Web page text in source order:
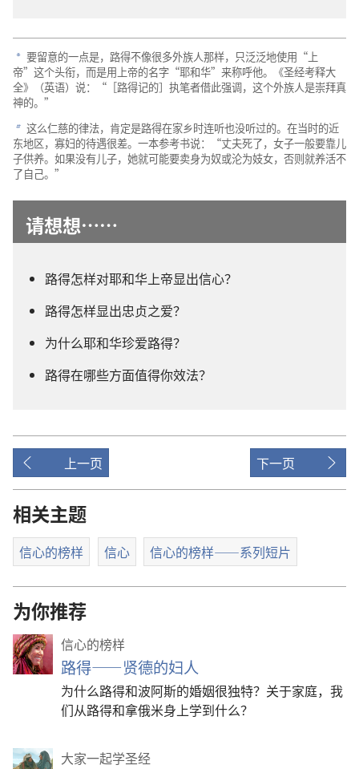
a 要留意的一点是，路得不像很多外族人那样，只泛泛地使用“上
帝”这个头衔，而是用上帝的名字“耶和华”来称呼他。《圣经考释大
全》（英语）说：“［路得记的］执笔者借此强调，这个外族人是崇拜真
神的。”
b 这么仁慈的律法，肯定是路得在家乡时连听也没听过的。在当时的近
东地区，寡妇的待遇很差。一本参考书说：“丈夫死了，女子一般要靠儿
子供养。如果没有儿子，她就可能要卖身为奴或沦为妓女，否则就养活不
了自己。”
请想想……
路得怎样对耶和华上帝显出信心？
路得怎样显出忠贞之爱？
为什么耶和华珍爱路得？
路得在哪些方面值得你效法？
上一页 下一页
相关主题
信心的榜样 信心 信心的榜样——系列短片
为你推荐
信心的榜样
路得——贤德的妇人
为什么路得和波阿斯的婚姻很独特？关于家庭，我
们从路得和拿俄米身上学到什么？
大家一起学圣经